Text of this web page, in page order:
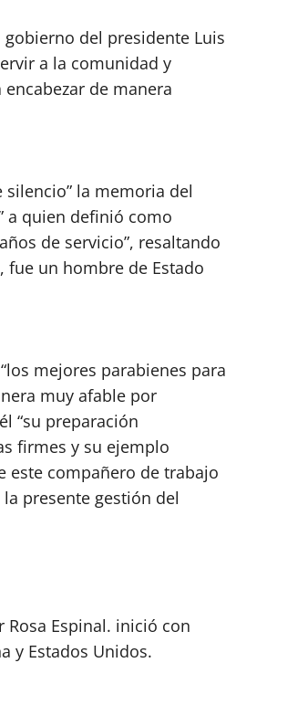
del presidente Luis
a la comunidad y
de manera
la memoria del
a quien definió como
de servicio”, resaltando
fue un hombre de Estado
mejores parabienes para
muy afable por
“su preparación
firmes y su ejemplo
este compañero de trabajo
presente gestión del
Espinal. inició con
y Estados Unidos.